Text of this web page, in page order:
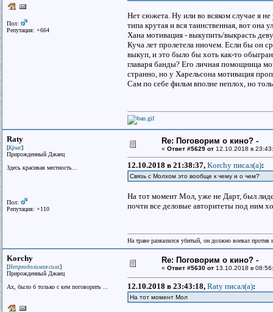
Пол:
Репутация: +664
Нет сюжета. Ну или во всяком случае я
типа крутая и вся таинственная, вот она
Хана мотивация - выкупить/выкрасть
Куча лет пролетела ниочем. Если бы он
выкуп, и это было бы хоть как-то
главаря банды? Его личная помощница
странно, но у Харельсона мотивация
Сам по себе фильм вполне неплох, но
Raty
[Крыс]
Прирожденный Джаец
Здесь красивая местность...
Пол:
Репутация: +110
Re: Поговорим о кино? -
« Ответ #5629 от 12.10.2018 в
12.10.2018 в 21:38:37, Korchy писал(a):
Связь с Молхом это вообще к чему и о чем?
На тот момент Мол, уже не Дарт, был
почти все деловые авторитеты под ним
На траве развалился убитый, он должно воевал
Korchy
[Непреодолимая сила]
Прирожденный Джаец
Ах, было б только с кем поговорить ...
Re: Поговорим о кино? -
« Ответ #5630 от 13.10.2018 в
12.10.2018 в 23:43:18, Raty писал(a):
На тот момент Мол